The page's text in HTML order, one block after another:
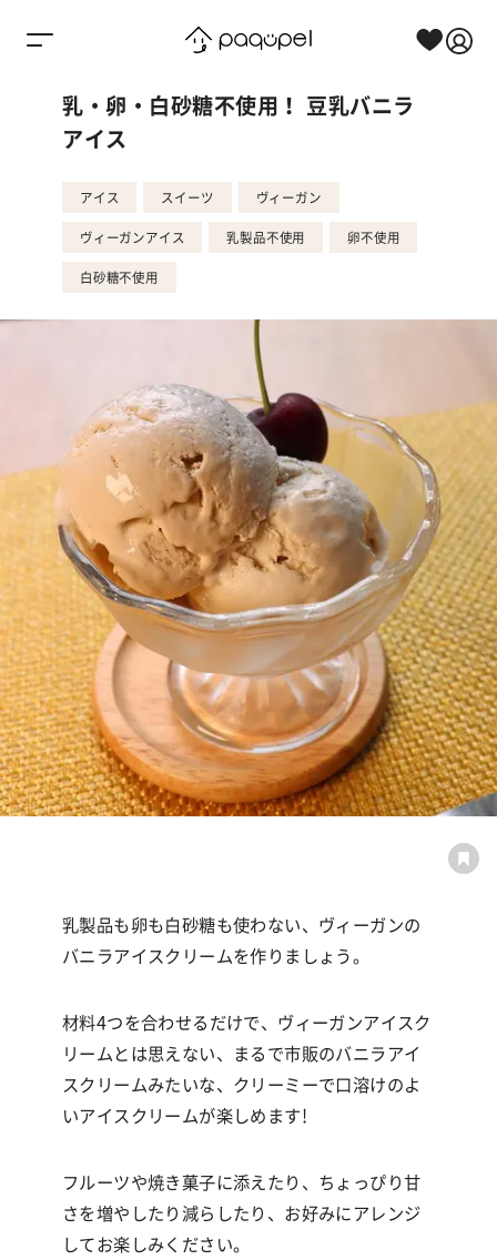
乳・卵・白砂糖不使用！ 豆乳バニラ
アイス
アイス スイーツ ヴィーガン
ヴィーガンアイス 乳製品不使用 卵不使用
白砂糖不使用
乳製品も卵も白砂糖も使わない、ヴィーガンの
バニラアイスクリームを作りましょう。
材料4つを合わせるだけで、ヴィーガンアイスク
リームとは思えない、まるで市販のバニラアイ
スクリームみたいな、クリーミーで口溶けのよ
いアイスクリームが楽しめます!
フルーツや焼き菓子に添えたり、ちょっぴり甘
さを増やしたり減らしたり、お好みにアレンジ
してお楽しみください。